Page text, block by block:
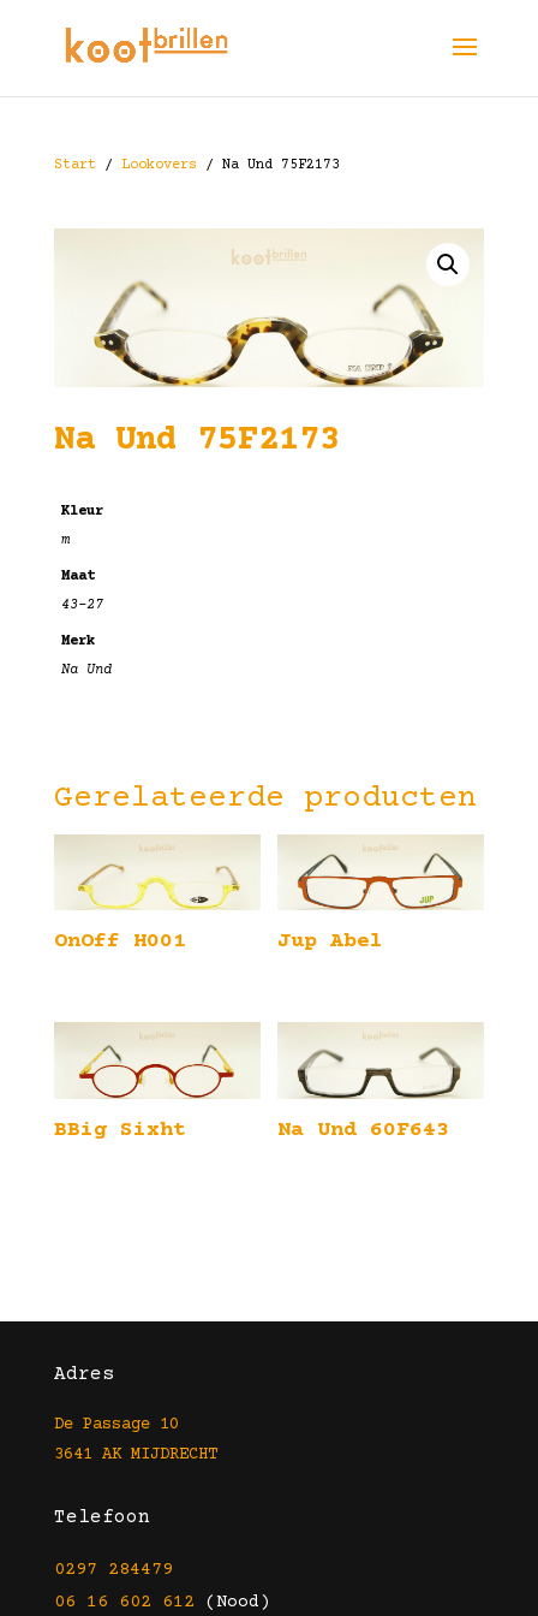
Start/ Lookovers / Na Und 75F2173
Na Und 75F2173
Kleur
m
Maat
43-27
Merk
Na Und
Gerelateerde producten
OnOff H001 Jup Abel
BBig Sixht Na Und 60F643
Adres
De Passage 10
3641 AK MIJDRECHT
Telefoon
0297 284479
06 16 602 612 (Nood)